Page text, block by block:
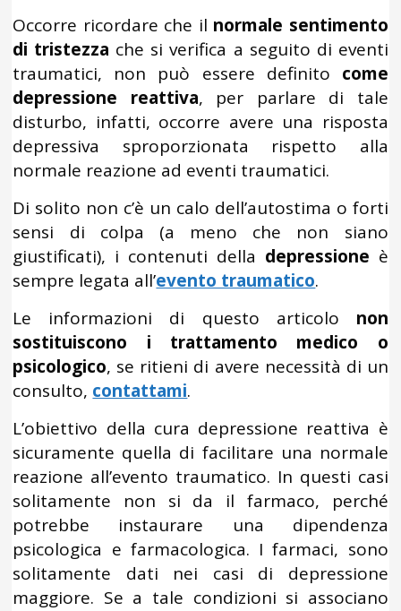
Occorre ricordare che il normale sentimento
di tristezza che si verifica a seguito di eventi
traumatici, non può essere definito come
depressione reattiva, per parlare di tale
disturbo, infatti, occorre avere una risposta
depressiva sproporzionata rispetto alla
normale reazione ad eventi traumatici.
Di solito non c’è un calo dell’autostima o forti
sensi di colpa (a meno che non siano
giustificati), i contenuti della depressione è
sempre legata all’evento traumatico.
Le informazioni di questo articolo non
sostituiscono i trattamento medico o
psicologico, se ritieni di avere necessità di un
consulto, contattami.
L’obiettivo della cura depressione reattiva è
sicuramente quella di facilitare una normale
reazione all’evento traumatico. In questi casi
solitamente non si da il farmaco, perché
potrebbe instaurare una dipendenza
psicologica e farmacologica. I farmaci, sono
solitamente dati nei casi di depressione
maggiore. Se a tale condizioni si associano